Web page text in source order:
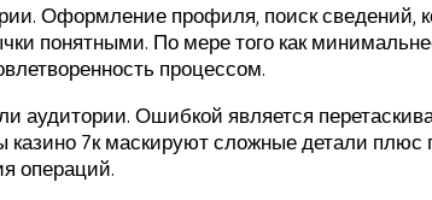
Оформление профиля, поиск сведений,
понятными. По мере того как
процессом.
Ошибкой является
7к маскируют сложные детали плюс
операций.